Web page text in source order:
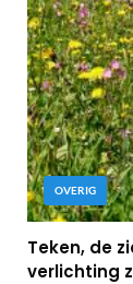
OVERIG
Teken, de
verlichting